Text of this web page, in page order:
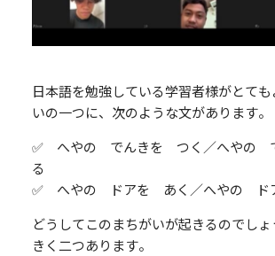
日本語を勉強している学習者様がとて
いの一つに、次のような文があります。
✅ へやの でんきを つく／へやの
る
✅ へやの ドアを あく／へやの ド
どうしてこのまちがいが起きるのでし
きく二つあります。